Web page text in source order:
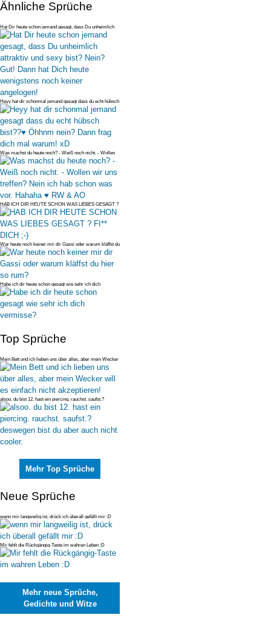
Ähnliche Sprüche
Hat Dir heute schon jemand gesagt, dass Du unheimlich
attraktiv und sexy
Heyy hat dir schonmal jemand gesagt dass du echt hübsch
bist??♥ Öhhnm n
Was machst du heute noch? - Weiß noch nicht. - Wollen
wir uns treffen? N
HAB ICH DIR HEUTE SCHON WAS LIEBES GESAGT ?
FI** DICH ;-)
War heute noch keiner mir dir Gassi oder warum kläffst du
hier so rum?
Habe ich dir heute schon gesagt wie sehr ich dich
vermisse?
Top Sprüche
Mein Bett und ich lieben uns über alles, aber mein Wecker
will es einfac
alsoo. du bist 12. hast ein piercing. rauchst. saufst.?
deswegen bist du
Mehr Top Sprüche
Neue Sprüche
wenn mir langweilig ist, drück ich überall gefällt mir :D
Mir fehlt die Rückgängig-Taste im wahren Leben :D
Mehr neue Sprüche,
Gedichte und Witze